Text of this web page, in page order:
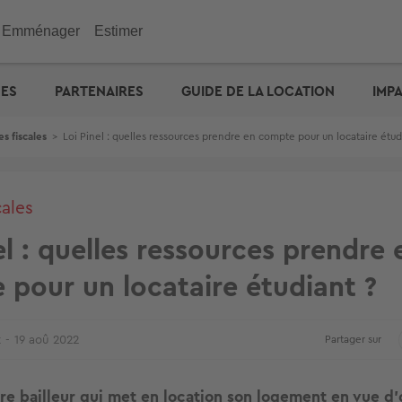
: capacité d'emprunt
Investir
Défiscalisation
Outils
Check-lists location
maison
Outils
Dossier Loi Pinel
prêt � taux zéro
Estimez vos frais de
Emménager
ENGIE : déménagez facile
Estimer
appartement
Outils
Estimation appartement
PARTENAIRES GUIDE DE LA LOCATION
fiscales > Loi Pinel : quelles ressources prendre en compte pour un locataire
: quelles ressources prendre
pour un locataire étudiant ?
19 aoû 2022 Partager sur
bailleur qui met en location son logement en vue